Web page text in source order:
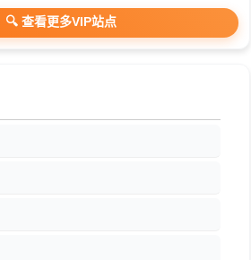
网站推广服务。
🔍 查看更多VIP站点